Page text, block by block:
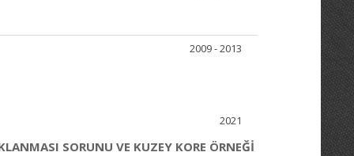
2009 - 2013
2021
SORUNU VE KUZEY KORE ÖRNEĞİ